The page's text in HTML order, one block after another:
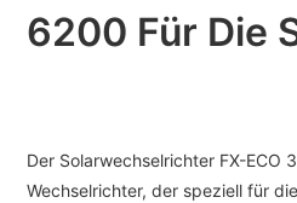
6200 Für Die
Der Solarwechselrichter FX-
Wechselrichter, der speziell für